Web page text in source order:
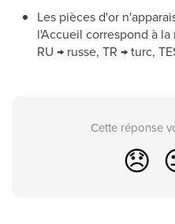
Les pièces d'or
l'Accueil correspond à la
RU → russe, TR → turc,
Cette réponse
😞